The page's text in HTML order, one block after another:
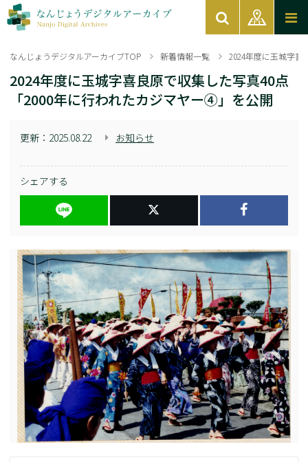
なんじょうデジタルアーカイブTOP 新着情報一覧 2024年度に玉城字
2024年度に玉城字喜良原で収集した写真40点
「2000年に行われたカジマヤー④」を公開
更新： 2025.08.22 お知らせ
シェアする